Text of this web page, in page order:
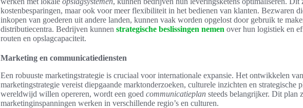
kostenbesparingen, maar ook voor meer flexibiliteit in het bedienen van klanten. Bezwaren
inkopen van goederen uit andere landen, kunnen vaak worden opgelost door gebruik te
distributiecentra. Bedrijven kunnen strategische beslissingen nemen over hun logistiek en
routen en opslagcapaciteit.
Marketing en communicatiediensten
Een robuuste marketingstrategie is cruciaal voor internationale expansie. Het ontwikkelen
marketingstrategie vereist diepgaande marktonderzoeken, culturele inzichten en strategische
wereldwijd willen opereren, wordt een goed communicatieplan steeds belangrijker. Dit plan
marketinginspanningen werken in verschillende regio’s en culturen.